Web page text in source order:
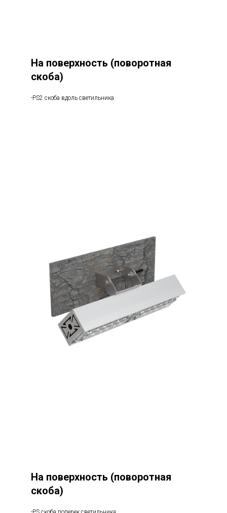
На поверхность (поворотная
скоба)
-PS2 скоба вдоль светильника
На поверхность (поворотная
скоба)